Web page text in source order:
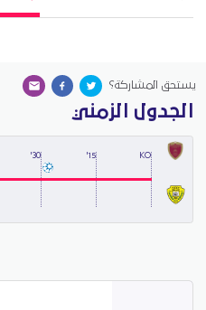
يستحق المشاركة؟
الجدول الزمني
KO
15'
30'